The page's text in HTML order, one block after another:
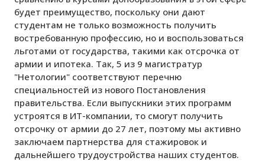
будет преимущество, поскольку они дают
студентам не только возможность получить
востребованную профессию, но и воспользоваться
льготами от государства, такими как отсрочка от
армии и ипотека. Так, 5 из 9 магистратур
"Нетологии" соответствуют перечню
специальностей из нового Постановления
правительства. Если выпускники этих программ
устроятся в ИТ-компании, то смогут получить
отсрочку от армии до 27 лет, поэтому мы активно
заключаем партнерства для стажировок и
дальнейшего трудоустройства наших студентов.